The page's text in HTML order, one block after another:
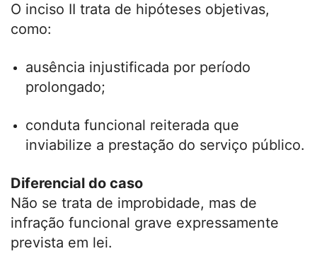
O inciso II trata de hipóteses objetivas,
como:
ausência injustificada por período
prolongado;
conduta funcional reiterada que
inviabilize a prestação do serviço público.
Diferencial do caso
Não se trata de improbidade, mas de
infração funcional grave expressamente
prevista em lei.